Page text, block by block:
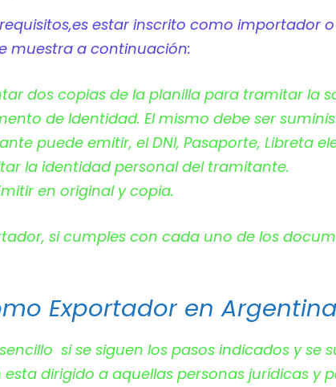
estar inscrito como importador
muestra a continuación:
dos copias de la planilla para tramitar la
de Identidad. El mismo debe ser
puede emitir, el DNI, Pasaporte, Libreta
la identidad personal del tramitante.
en original y copia.
si cumples con cada uno de los
Exportador en Argentina
si se siguen los pasos indicados y
dirigido a aquellas personas jurídicas